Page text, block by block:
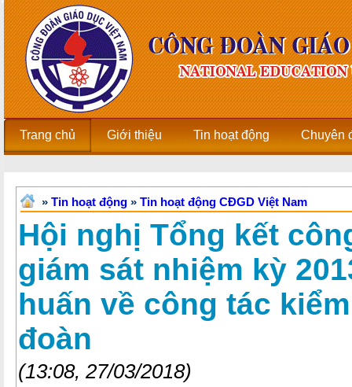
Trang chủ Giới thiệu Tin hoạt động Chuyên
» Tin hoạt động » Tin hoạt động CĐGD Việt Nam
Hội nghị Tổng kết
giám sát nhiệm kỳ
huấn về công tác
đoàn
(13:08, 27/03/2018)